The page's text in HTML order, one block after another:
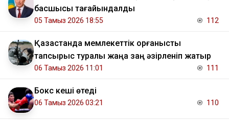
басшысы тағайындалды
05 Тамыз 2026 18:55 112
Қазақстанда мемлекеттік қорғаныстық
тапсырыс туралы жаңа заң әзірленіп жатыр
06 Тамыз 2026 11:01 111
Бокс кеші өтеді
06 Тамыз 2026 03:21 110